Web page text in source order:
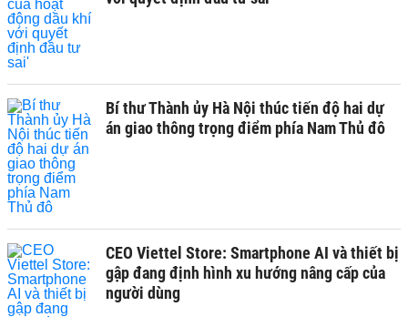
Bí thư Thành ủy Hà Nội thúc tiến độ hai dự
án giao thông trọng điểm phía Nam Thủ đô
CEO Viettel Store: Smartphone AI và thiết bị
gập đang định hình xu hướng nâng cấp của
người dùng